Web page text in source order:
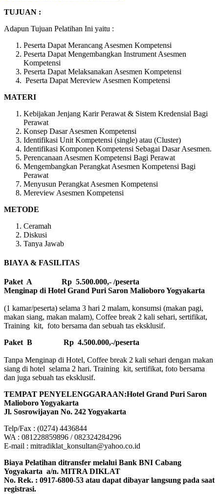
TUJUAN :
Adapun Tujuan Pelatihan Ini yaitu :
Peserta Dapat Merancang Asesmen Kompetensi
Peserta Dapat Mengembangkan Instrument Asesmen
Kompetensi
Peserta Dapat Melaksanakan Asesmen Kompetensi
Peserta Dapat Mereview Asesmen Kompetensi
MATERI
Kebijakan Jenjang Karir Perawat & Sistem Kredensial Bagi
Perawat
Konsep Dasar Asesmen Kompetensi
Identifikasi Unit Kompetensi (single) atau (Cluster)
Identifikasi Komponen Kompetensi Sebagai Dasar Asesmen.
Perencanaan Asesmen Kompetensi Bagi Perawat
Mengembangkan Perangkat Asesmen Kompetensi Bagi
Perawat
Menyusun Perangkat Asesmen Kompetensi
Mereview Asesmen Kompetensi
METODE
Ceramah
Diskusi
Tanya Jawab
BIAYA & FASILITAS
Paket A Rp 5.500.000,- /peserta
Menginap di Hotel Grand Puri Saron Malioboro Yogyakarta
(1 kamar/peserta) selama 3 hari 2 malam, konsumsi (makan pagi,
makan siang, makan malam), Coffee break 2 kali sehari, sertifikat,
Training kit, foto bersama dan sebuah tas eksklusif.
Paket B
Rp 4.500.000,-/peserta
Tanpa Menginap di Hotel, Coffee break 2 kali sehari dengan makan
siang di hotel selama 2 hari. Training kit, sertifikat, foto bersama
dan juga sebuah tas eksklusif.
TEMPAT PENYELENGGARAAN:Hotel Grand Puri Saron
Malioboro Yogyakarta
Jl. Sosrowijayan No. 242 Yogyakarta
Telp/Fax : (0274) 4436844
WA : 081228859896 / 082324284296
E-mail : mitradiklat_konsultan@yahoo.co.id
Biaya Pelatihan ditransfer melalui Bank BNI Cabang
Yogyakarta a/n. MITRA DIKLAT
No. Rek. : 0917-6800-53 atau dapat dibayar langsung pada saat
registrasi.